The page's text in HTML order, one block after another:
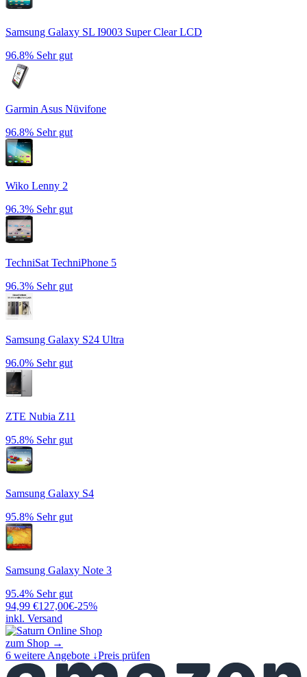
Samsung Galaxy SL I9003 Super Clear LCD
96.8% Sehr gut
Garmin Asus Nüvifone
96.8% Sehr gut
Wiko Lenny 2
96.3% Sehr gut
TechniSat TechniPhone 5
96.3% Sehr gut
Samsung Galaxy S24 Ultra
96.0% Sehr gut
ZTE Nubia Z11
95.8% Sehr gut
Samsung Galaxy S4
95.8% Sehr gut
Samsung Galaxy Note 3
95.4% Sehr gut
94,99 €127,00€-25%
inkl. Versand
zum Shop →
6 weitere Angebote ↓Preis prüfen